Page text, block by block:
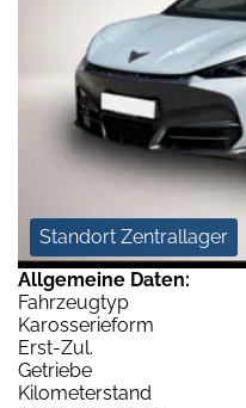
Standort Zentrallager
Allgemeine Daten:
Fahrzeugtyp
Karosserieform
Erst-Zul.
Getriebe
Kilometerstand